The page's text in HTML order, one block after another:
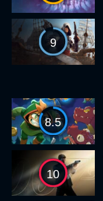
9
8.5
10